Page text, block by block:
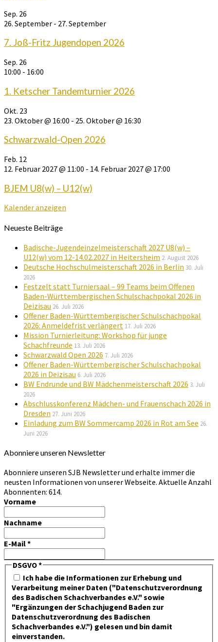
Sep. 26
26. September - 27. September
7. Joß-Fritz Jugendopen 2026
Sep. 26
10:00 - 16:00
1. Ketscher Tandemturnier 2026
Okt. 23
23. Oktober @ 16:00 - 25. Oktober @ 16:30
Schwarzwald-Open 2026
Feb. 12
12. Februar 2027 @ 11:00 - 14. Februar 2027 @ 17:00
BJEM U8(w) – U12(w)
Kalender anzeigen
Neueste Beiträge
Badische-Jugendeinzelmeisterschaft 2027 U8(w) –
U12(w) vom 12-14.02.2027 in Heitersheim 2. August 2026
Deutsche Hochschulmeisterschaft 2026 in Berlin 30. Juli
2026
Festzelt statt Turniersaal – 99 Teams beim Offenen
Baden-Württembergischen Schulschachpokal 2026 in
Deizisau 26. Juli 2026
Offener Baden-Württembergischer Schulschachpokal
2026: Anmeldefrist verlängert 17. Juli 2026
Mission Turnierleitung: Workshop für junge
Schachfreunde 13. Juli 2026
Schwarzwald Open 2026 7. Juli 2026
Offener Baden-Württembergischer Schulschachpokal
2026 in Deizisau 6. Juli 2026
BW Endrunde und BW Mädchenmeisterschaft 2026 3. Juli
2026
Abschlusskonferenz Mädchen- und Frauenschach 2026 in
Dresden 27. Juni 2026
Einladung zum BW Sommercamp 2026 in Rot am See 26.
Juni 2026
Abonniere unseren Newsletter
Abonniere unseren SJB Newsletter und erhalte immer die
neusten Informationen von unserer Webseite. Aktuelle Anzahl
Abonnenten: 614.
Vorname
Nachname
E-Mail*
DSGVO*
Ich habe die Informationen zur Erhebung und
Verarbeitung meiner Daten ("Datenschutzverordnung
des Badischen Schachverbandes e.V." sowie
"Ergänzungen der Schachjugend Baden zur
Datenschutzverordnung des Badischen
Schachverbandes e.V.") gelesen und bin damit
einverstanden.